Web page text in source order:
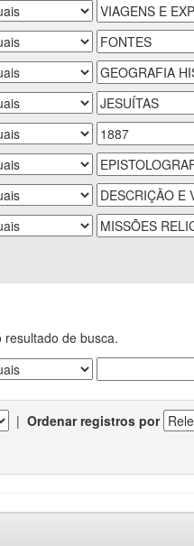
de busca.
| Ordenar registros por